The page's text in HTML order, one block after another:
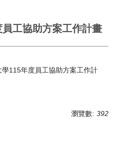
工協助方案工作計畫
115年度員工協助方案工作計
瀏覽數: 392